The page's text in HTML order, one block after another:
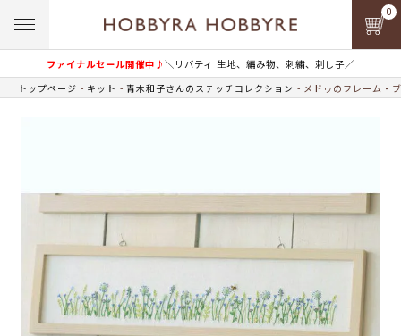
ファイナルセール開催中♪＼リバティ 生地、編み物、刺繍、刺し子／
0
トップページ キット 青木和子さんのステッチコレクション メドゥのフレーム・